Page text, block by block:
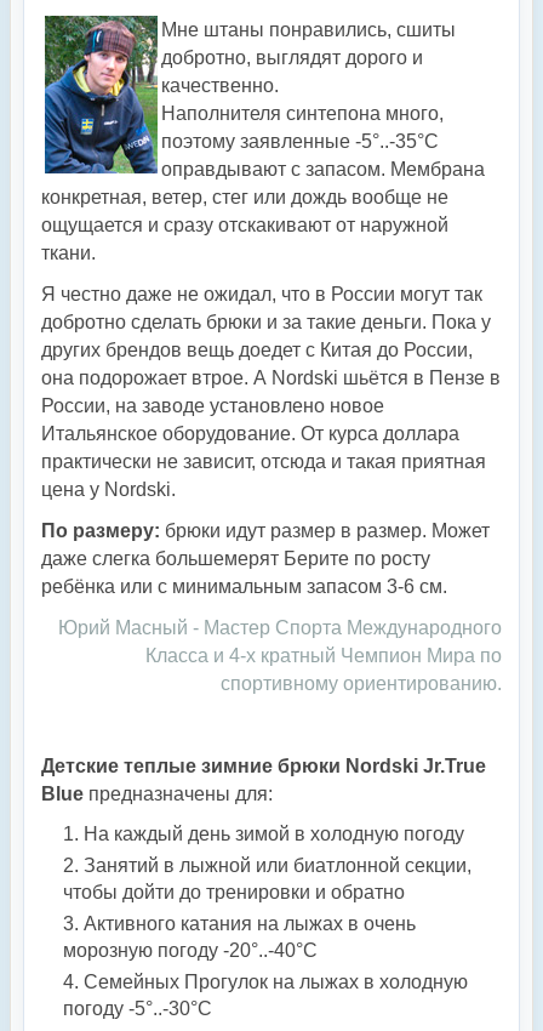
Мне штаны понравились, сшиты
добротно, выглядят дорого и
качественно.
Наполнителя синтепона много,
поэтому заявленные -5°..-35°С
оправдывают с запасом. Мембрана
конкретная, ветер, стег или дождь вообще не
ощущается и сразу отскакивают от наружной
ткани.
Я честно даже не ожидал, что в России могут так
добротно сделать брюки и за такие деньги. Пока у
других брендов вещь доедет с Китая до России,
она подорожает втрое. А Nordski шьётся в Пензе в
России, на заводе установлено новое
Итальянское оборудование. От курса доллара
практически не зависит, отсюда и такая приятная
цена у Nordski.
По размеру: брюки идут размер в размер. Может
даже слегка большемерят Берите по росту
ребёнка или с минимальным запасом 3-6 см.
Юрий Масный - Мастер Спорта Международного
Класса и 4-х кратный Чемпион Мира по
спортивному ориентированию.
Детские теплые зимние брюки Nordski Jr.True
Blue предназначены для:
На каждый день зимой в холодную погоду
Занятий в лыжной или биатлонной секции,
чтобы дойти до тренировки и обратно
Активного катания на лыжах в очень
морозную погоду -20°..-40°С
Семейных Прогулок на лыжах в холодную
погоду -5°..-30°С